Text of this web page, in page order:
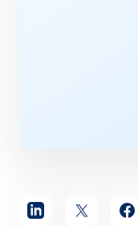
Compartilhar
artigo